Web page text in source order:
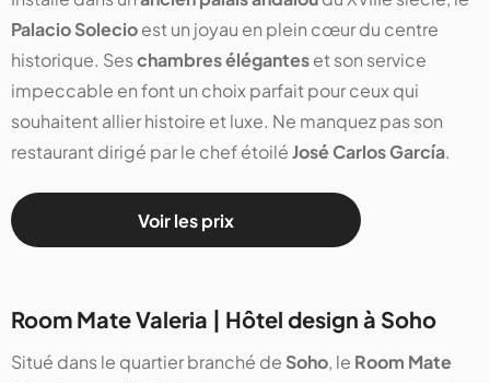
Palacio Solecioest un joyau en plein cœur du centre
historique. Seschambres éléganteset son service
impeccable en font un choix parfait pour ceux qui
souhaitent allier histoire et luxe. Ne manquez pas son
restaurant dirigé par le chef étoiléJosé Carlos García.
Voir les prix
Room Mate Valeria | Hôtel design à Soho
Situé dans le quartier branché de Soho, le Room Mate